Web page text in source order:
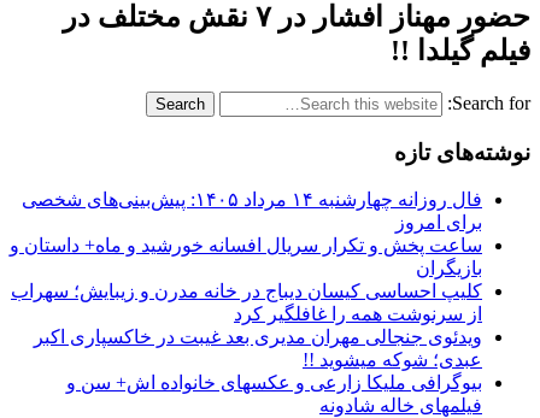
حضور مهناز افشار در ۷ نقش مختلف در
فیلم گیلدا !!
Search for:
نوشته‌های تازه
فال روزانه چهارشنبه ۱۴ مرداد ۱۴۰۵: پیش‌بینی‌های شخصی
برای امروز
ساعت پخش و تکرار سریال افسانه خورشید و ماه+ داستان و
بازیگران
کلیپ احساسی کیسان دیباج در خانه مدرن و زیبایش؛ سهراب
از سرنوشت همه را غافلگیر کرد
ویدئوی جنجالی مهران مدیری بعد غیبت در خاکسپاری اکبر
عبدی؛ شوکه میشوید !!
بیوگرافی ملیکا زارعی و عکسهای خانواده اش+ سن و
فیلمهای خاله شادونه